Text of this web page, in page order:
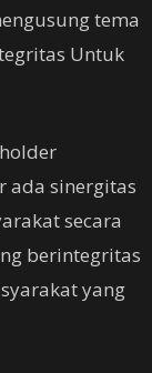
tema
Untuk
ada sinergitas
secara
berintegritas
yang